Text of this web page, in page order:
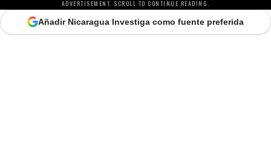
ADVERTISEMENT. SCROLL TO CONTINUE READING.
Añadir Nicaragua Investiga como fuente preferida